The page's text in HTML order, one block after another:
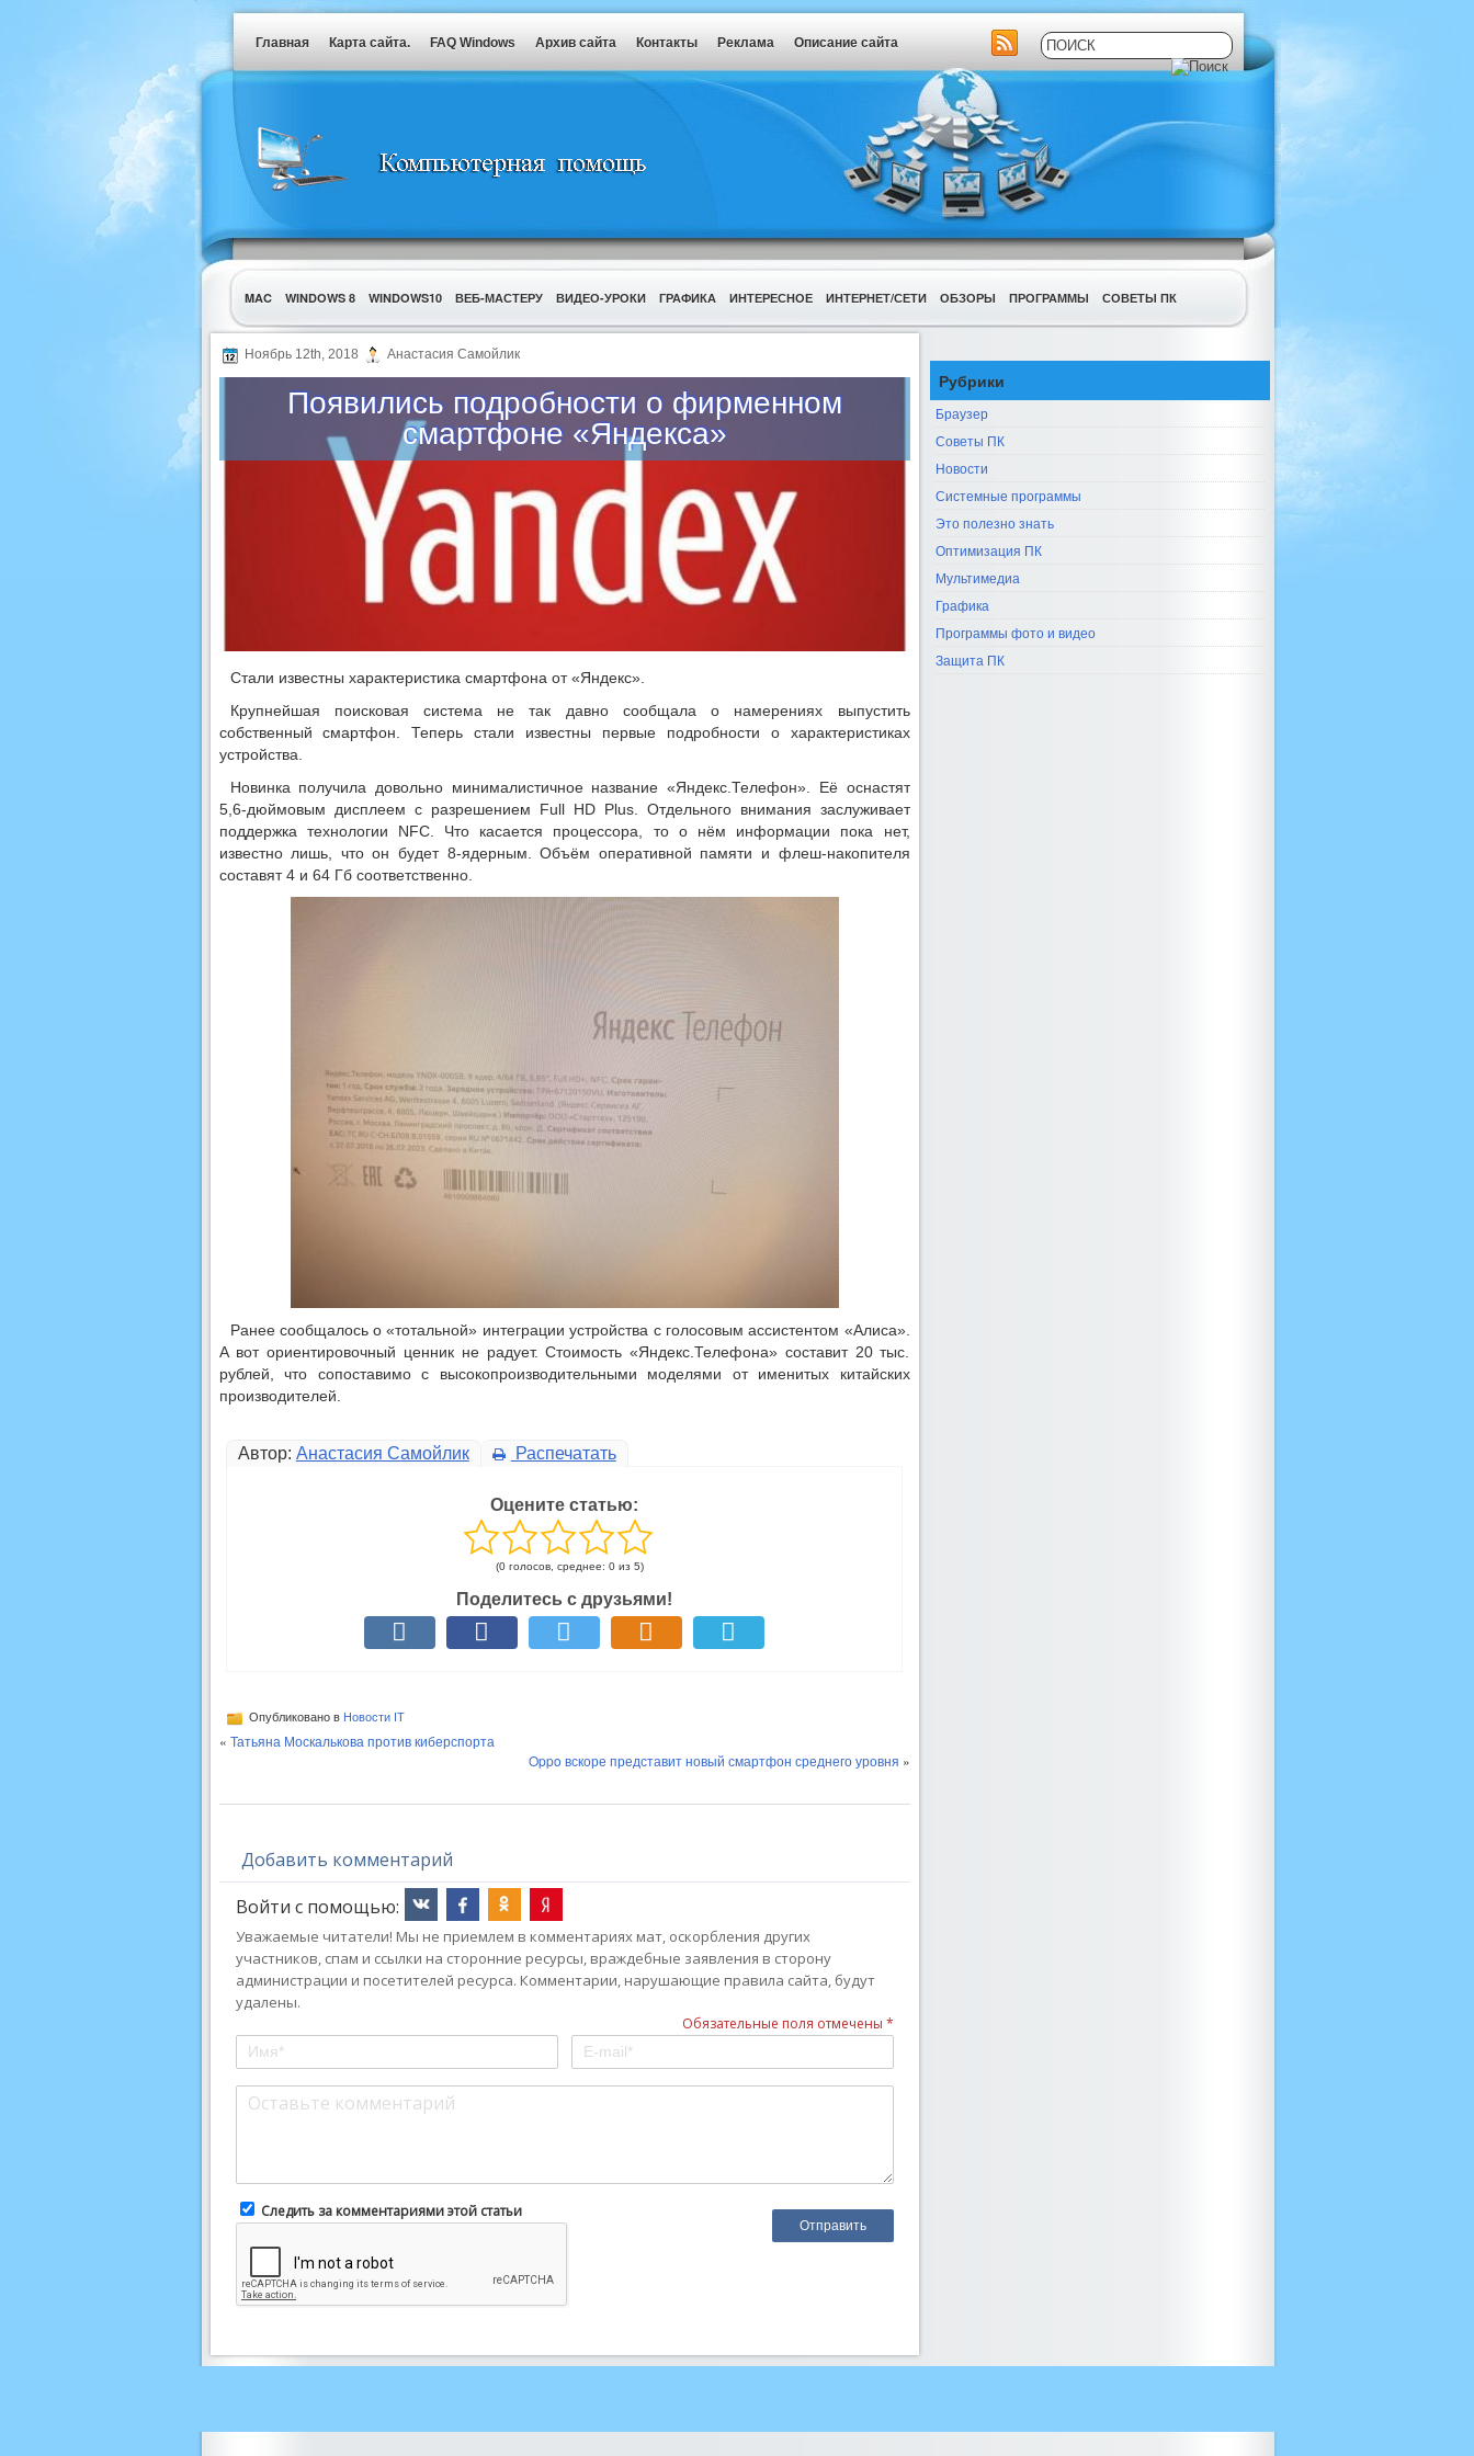
Главная Карта сайта. FAQ Windows Архив сайта Контакты Реклама Описание сайта
MAC WINDOWS 8 WINDOWS10 ВЕБ-МАСТЕРУ ВИДЕО-УРОКИ ГРАФИКА ИНТЕРЕСНОЕ ИНТЕРНЕТ/СЕТИ ОБЗОРЫ ПРОГРАММЫ СОВЕТЫ ПК
УТИЛИТЫ
Ноябрь 12th, 2018 Анастасия Самойлик
Появились подробности о фирменном
смартфоне «Яндекса»
Стали известны характеристика смартфона от «Яндекс».
Крупнейшая поисковая система не так давно сообщала о намерениях выпустить
собственный смартфон. Теперь стали известны первые подробности о характеристиках
устройства.
Новинка получила довольно минималистичное название «Яндекс.Телефон». Её оснастят
5,6-дюймовым дисплеем с разрешением Full HD Plus. Отдельного внимания заслуживает
поддержка технологии NFC. Что касается процессора, то о нём информации пока нет,
известно лишь, что он будет 8-ядерным. Объём оперативной памяти и флеш-накопителя
составят 4 и 64 Гб соответственно.
Ранее сообщалось о «тотальной» интеграции устройства с голосовым ассистентом «Алиса».
А вот ориентировочный ценник не радует. Стоимость «Яндекс.Телефона» составит 20 тыс.
рублей, что сопоставимо с высокопроизводительными моделями от именитых китайских
производителей.
Автор: Анастасия Самойлик Распечатать
Оцените статью:
(0 голосов, среднее: 0 из 5)
Поделитесь с друзьями!
Опубликовано в Новости IT
« Татьяна Москалькова против киберспорта
Oppo вскоре представит новый смартфон среднего уровня »
Добавить комментарий
Войти с помощью:
Уважаемые читатели! Мы не приемлем в комментариях мат, оскорбления других
участников, спам и ссылки на сторонние ресурсы, враждебные заявления в сторону
администрации и посетителей ресурса. Комментарии, нарушающие правила сайта, будут
удалены.
Обязательные поля отмечены *
Следить за комментариями этой статьи
Рубрики
Браузер
Советы ПК
Новости
Системные программы
Это полезно знать
Оптимизация ПК
Мультимедиа
Графика
Программы фото и видео
Защита ПК